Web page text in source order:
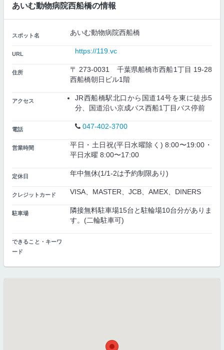
あいむ動物病院西船橋の情報
スポット名 あいむ動物病院西船橋
URL https://119.vc
住所
〒 273-0031 千葉県船橋市西船1丁目 19-28
西船橋朝日ビル1階
アクセス
JR西船橋駅北口から国道14号を東に徒歩5
分、国道沿い京成バス西船1丁目バス停前
電話 047-402-3700
営業時間
平日・土日祝(平日水曜除く) 8:00〜19:00・
平日水曜 8:00〜17:00
定休日 年中無休(1/1-2は予約制限あり)
クレジットカード VISA、MASTER、JCB、AMEX、DINERS
駐車場
隣接無料駐車場15台と駐輪場10台分がありま
す。(二輪駐車可)
できること・キーワ
ード